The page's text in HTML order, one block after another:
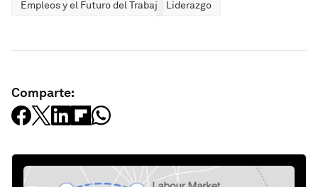
Empleos y el Futuro del Trabajo Liderazgo
Comparte: